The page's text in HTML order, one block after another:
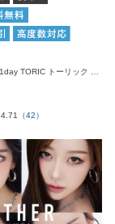
4.71
（42）